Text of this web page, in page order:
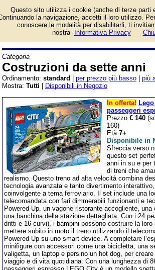
Categoria
Costruzioni da sette anni
Ordinamento: standard per prezzo più basso più
Mostra: Tutti Disponibili in Negozio
In offerta!
passeggeri
Prezzo € 140
160)
Età 7+
Disponibile in
Sfreccia verso
questo set
anni in su e per
di treni che
realismo. Questo treno ad alta velocità combina
tecnologia avanzata e tanto divertimento
coinvolgente a tema ferroviario. Il set include una
telecomandata con fari dimmerabili funzionanti e
Powered Up, un vagone ristorante accogliente,
una banchina della stazione dettagliata. Con i 24
dritti e 16 curvi), i bambini possono costruire la loro
mettere subito in moto il treno utilizzando il
Powered Up su uno smart device. A completare
minifigure con accessori come una bicicletta, una
valigetta, un laptop e persino un hot dog, per
viaggio e di vita quotidiana. Con una lunghezza di
Questo sito utilizza i cookie (anche di terze parti
la navigazione, accetti il loro utilizzo.
conoscere le modalità per disabilitarli, ti
nostra
Informativa Privacy